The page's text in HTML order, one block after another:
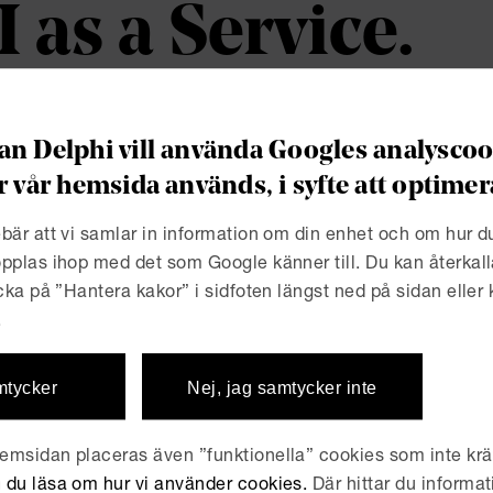
as a Service.
företag har behov av att utveckla AI-
sin verksamhet och få en
Men alla har inte möjlighet
hand då det kräver tid, tekniska
data.
som bygger på tillhandahållande av AI-teknik på
AIaaS-tjänster kan bli mycket lyckade om de
att vara medveten om de risker och fallgropar som
Delphi vill använda Googles
vår hemsida används, i syfte att
att vi samlar in information om din enhet och om hur
ihop med det som Google känner till. Du kan
på ”Hantera kakor” i sidfoten längst ned på sidan eller
Nej, jag samtycker inte
placeras även ”funktionella” cookies som inte
du läsa om hur vi använder cookies. Där hittar du